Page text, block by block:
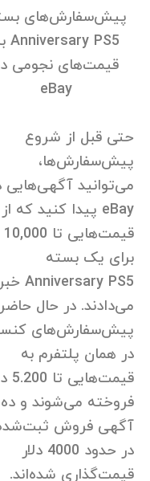
پیش‌سفارش‌های
Anniversary PS5
قیمت‌های نجومی
eBay
حتی قبل از شروع
پیش‌سفارش‌ها،
می‌توانید آگهی‌هایی
eBay پیدا کنید که از
برای یک بسته
Anniversary PS5 خبر
می‌دادند. در حال
پیش‌سفارش‌های
در همان پلتفرم به
فروخته می‌شوند و
آگهی فروش
در حدود 4000 دلار
قیمت‌گذاری شده‌اند.